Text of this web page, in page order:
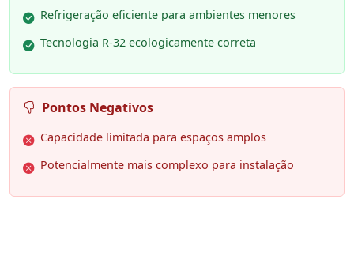
Refrigeração eficiente para ambientes menores
Tecnologia R-32 ecologicamente correta
Pontos Negativos
Capacidade limitada para espaços amplos
Potencialmente mais complexo para instalação